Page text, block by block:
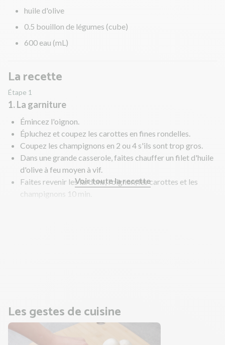
huile d'olive
0.5 bouillon de légumes (cube)
600 eau (mL)
La recette
Étape 1
1. La garniture
Émincez l'oignon.
Épluchez et coupez les carottes en fines rondelles.
Coupez les champignons en 2 ou 4 s'ils sont trop gros.
Dans une grande casserole, faites chauffer un filet d'huile
d'olive à feu moyen à vif.
Faites revenir les lardons, l'oignon, les carottes et les
champignons 10 min.
Voir toute la recette
Les gestes de cuisine